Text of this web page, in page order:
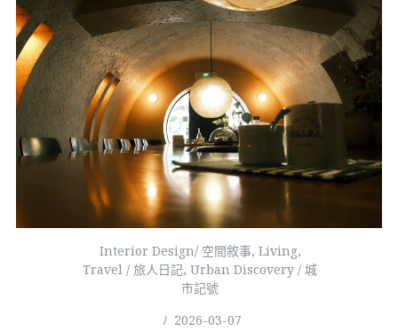
Interior Design/ 空間敘事, Living,
Travel / 旅人日記,Urban Discovery / 城
市記號
2026-03-07